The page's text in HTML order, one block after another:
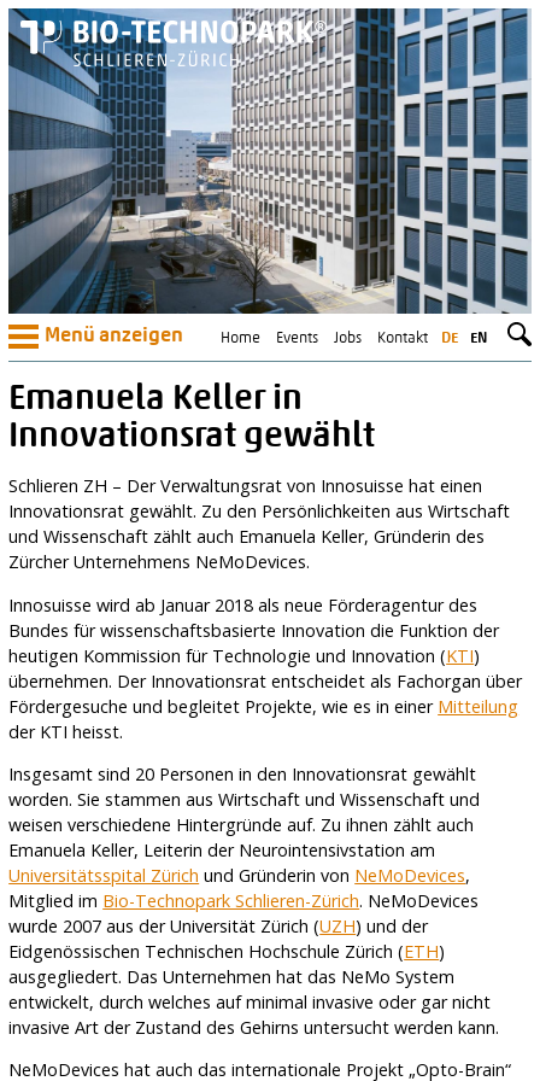
Menü anzeigen DE EN
Home Events Jobs Kontakt
Emanuela Keller in
Innovationsrat gewählt
Schlieren ZH – Der Verwaltungsrat von Innosuisse hat einen
Innovationsrat gewählt. Zu den Persönlichkeiten aus Wirtschaft
und Wissenschaft zählt auch Emanuela Keller, Gründerin des
Zürcher Unternehmens NeMoDevices.
Innosuisse wird ab Januar 2018 als neue Förderagentur des
Bundes für wissenschaftsbasierte Innovation die Funktion der
heutigen Kommission für Technologie und Innovation (KTI)
übernehmen. Der Innovationsrat entscheidet als Fachorgan über
Fördergesuche und begleitet Projekte, wie es in einer Mitteilung
der KTI heisst.
Insgesamt sind 20 Personen in den Innovationsrat gewählt
worden. Sie stammen aus Wirtschaft und Wissenschaft und
weisen verschiedene Hintergründe auf. Zu ihnen zählt auch
Emanuela Keller, Leiterin der Neurointensivstation am
Universitätsspital Zürich und Gründerin von NeMoDevices,
Mitglied im Bio-Technopark Schlieren-Zürich. NeMoDevices
wurde 2007 aus der Universität Zürich (UZH) und der
Eidgenössischen Technischen Hochschule Zürich (ETH)
ausgegliedert. Das Unternehmen hat das NeMo System
entwickelt, durch welches auf minimal invasive oder gar nicht
invasive Art der Zustand des Gehirns untersucht werden kann.
NeMoDevices hat auch das internationale Projekt „Opto-Brain“